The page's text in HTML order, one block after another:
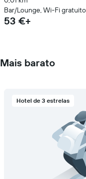
Bar/Lounge, Wi-Fi
53 €+
Mais barato
Hotel de 3 estrelas